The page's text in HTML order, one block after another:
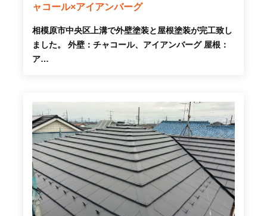
ャコール×アイアンバーグ
相模原市中央区上溝で外壁塗装と屋根塗装が完工致し
ました。 外壁：チャコール、アイアンバーグ 屋根：
ア…